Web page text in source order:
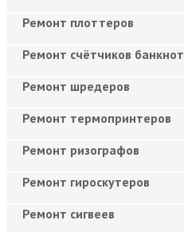
Ремонт плоттеров
Ремонт счётчиков банкнот
Ремонт шредеров
Ремонт термопринтеров
Ремонт ризографов
Ремонт гироскутеров
Ремонт сигвеев